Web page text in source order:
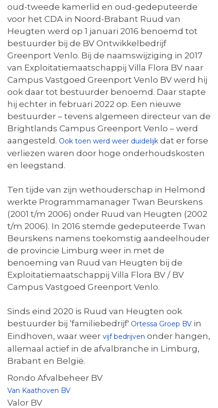
oud-tweede kamerlid en oud-gedeputeerde
voor het CDA in Noord-Brabant Ruud van
Heugten werd op 1 januari 2016 benoemd tot
bestuurder bij de BV Ontwikkelbedrijf
Greenport Venlo. Bij de naamswijziging in 2017
van Exploitatiemaatschappij Villa Flora BV naar
Campus Vastgoed Greenport Venlo BV werd hij
ook daar tot bestuurder benoemd. Daar stapte
hij echter in februari 2022 op. Een nieuwe
bestuurder – tevens algemeen directeur van de
Brightlands Campus Greenport Venlo – werd
aangesteld. Ook toen werd weer duidelijk dat er forse
verliezen waren door hoge onderhoudskosten
en leegstand.
Ten tijde van zijn wethouderschap in Helmond
werkte Programmamanager Twan Beurskens
(2001 t/m 2006) onder Ruud van Heugten (2002
t/m 2006). In 2016 stemde gedeputeerde Twan
Beurskens namens toekomstig aandeelhouder
de provincie Limburg weer in met de
benoeming van Ruud van Heugten bij de
Exploitatiemaatschappij Villa Flora BV / BV
Campus Vastgoed Greenport Venlo.
Sinds eind 2020 is Ruud van Heugten ook
bestuurder bij ‘familiebedrijf' Ortessa Groep BV in
Eindhoven, waar weer vijf bedrijven onder hangen,
allemaal actief in de afvalbranche in Limburg,
Brabant en België.
Rondo Afvalbeheer BV
Van Kaathoven BV
Valor BV